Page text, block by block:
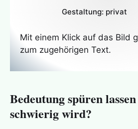
Gestaltung: privat
Mit einem Klick auf das Bild
zum zugehörigen Text.
Bedeutung spüren
schwierig wird?